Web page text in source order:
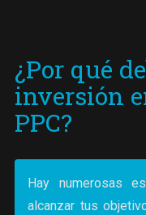
¿Por qué
inversión
PPC?
Hay numerosas
alcanzar tus